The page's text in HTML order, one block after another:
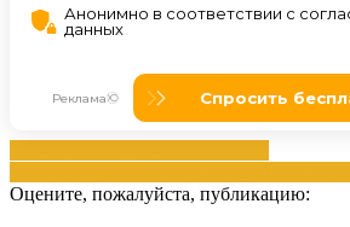
Оцените, пожалуйста, публикацию: